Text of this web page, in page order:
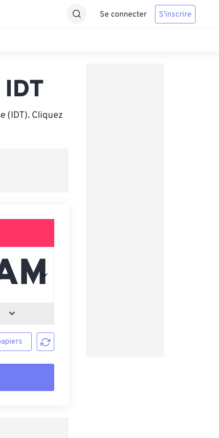
Se connecter S'inscrire
(IDT). Cliquez